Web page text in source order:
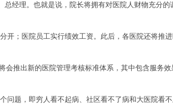
经理。也就是说，院长将拥有对医院人财物充分的
；医院员工实行绩效工资。此后，各医院还将推进
会推出新的医院管理考核标准体系，其中包含服务效
问题，即穷人看不起病、社区看不了病和大医院看